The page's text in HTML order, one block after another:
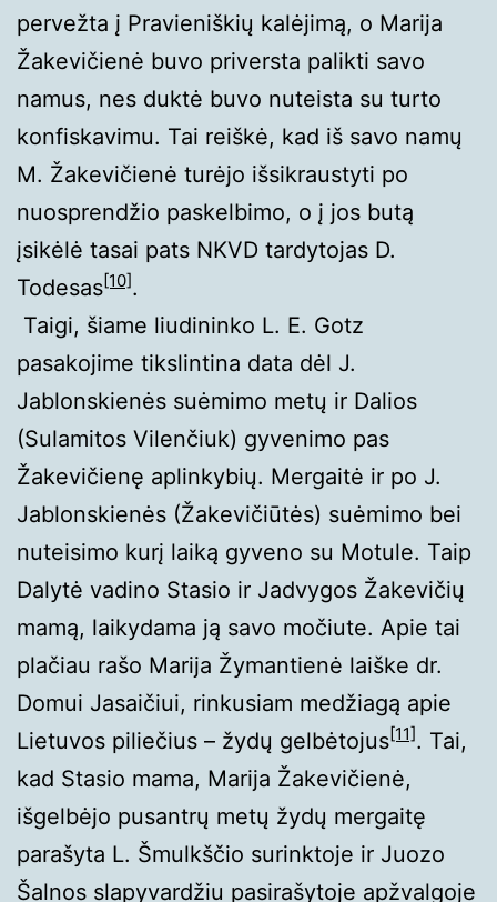
pervežta į Pravieniškių kalėjimą, o Marija
Žakevičienė buvo priversta palikti savo
namus, nes duktė buvo nuteista su turto
konfiskavimu. Tai reiškė, kad iš savo namų
M. Žakevičienė turėjo išsikraustyti po
nuosprendžio paskelbimo, o į jos butą
įsikėlė tasai pats NKVD tardytojas D.
Todesas[10].
Taigi, šiame liudininko L. E. Gotz
pasakojime tikslintina data dėl J.
Jablonskienės suėmimo metų ir Dalios
(Sulamitos Vilenčiuk) gyvenimo pas
Žakevičienę aplinkybių. Mergaitė ir po J.
Jablonskienės (Žakevičiūtės) suėmimo bei
nuteisimo kurį laiką gyveno su Motule. Taip
Dalytė vadino Stasio ir Jadvygos Žakevičių
mamą, laikydama ją savo močiute. Apie tai
plačiau rašo Marija Žymantienė laiške dr.
Domui Jasaičiui, rinkusiam medžiagą apie
Lietuvos piliečius – žydų gelbėtojus[11]. Tai,
kad Stasio mama, Marija Žakevičienė,
išgelbėjo pusantrų metų žydų mergaitę
parašyta L. Šmulkščio surinktoje ir Juozo
Šalnos slapyvardžiu pasirašytoje apžvalgoje